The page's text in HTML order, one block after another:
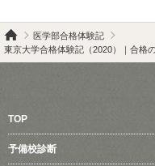
医学部合格体験記
東京大学合格体験記（2020）｜合格
TOP
予備校診断